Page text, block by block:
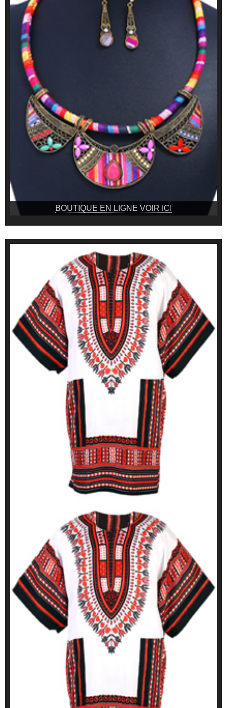
BOUTIQUE EN LIGNE VOIR ICI